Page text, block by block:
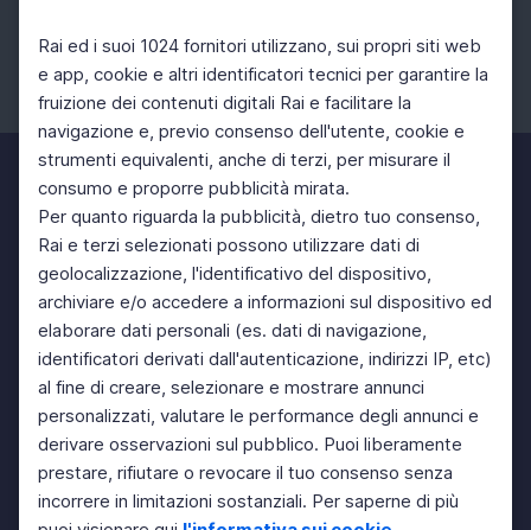
Rai ed i suoi 1024 fornitori utilizzano, sui propri siti web
e app, cookie e altri identificatori tecnici per garantire la
fruizione dei contenuti digitali Rai e facilitare la
navigazione e, previo consenso dell'utente, cookie e
strumenti equivalenti, anche di terzi, per misurare il
consumo e proporre pubblicità mirata.
Per quanto riguarda la pubblicità, dietro tuo consenso,
Rai e terzi selezionati possono utilizzare dati di
geolocalizzazione, l'identificativo del dispositivo,
archiviare e/o accedere a informazioni sul dispositivo ed
elaborare dati personali (es. dati di navigazione,
identificatori derivati dall'autenticazione, indirizzi IP, etc)
al fine di creare, selezionare e mostrare annunci
personalizzati, valutare le performance degli annunci e
derivare osservazioni sul pubblico. Puoi liberamente
prestare, rifiutare o revocare il tuo consenso senza
incorrere in limitazioni sostanziali. Per saperne di più
Facebook Instagram Twitter